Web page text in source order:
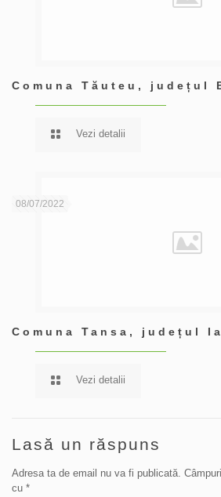
Comuna Tăuteu, județul
Vezi detalii
08/07/2022
Comuna Tansa, județul
Vezi detalii
Lasă un răspuns
Adresa ta de email nu va fi publicată.
cu *